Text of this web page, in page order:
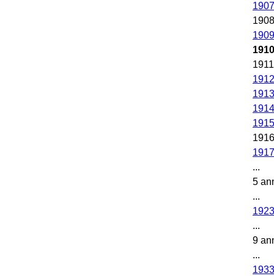
1907
1908
1909
1910
1911
1912
1913
1914
1915
1916
1917
...
5
...
1923
...
9
...
1933